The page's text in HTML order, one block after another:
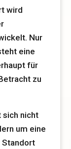
wird
Nur
eine
für
zu
sich nicht
um eine
Standort